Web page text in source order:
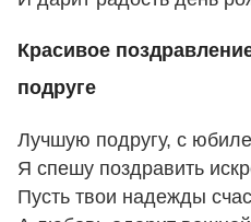
Красивое
подруге
Лучшую подругу, с
Я спешу поздравить
Пусть твои надежды